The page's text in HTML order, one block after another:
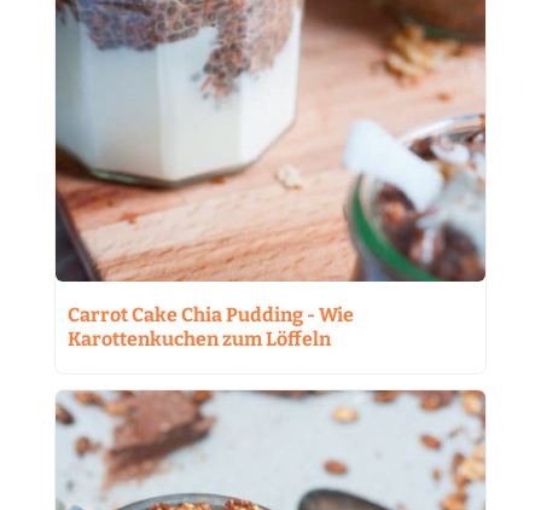
Carrot Cake Chia Pudding - Wie
Karottenkuchen zum Löffeln